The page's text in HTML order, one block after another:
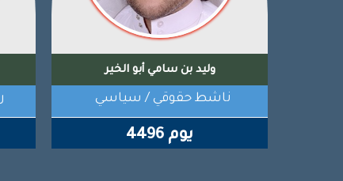
د. سعود السرحان
أكاديمي
1756 يوم